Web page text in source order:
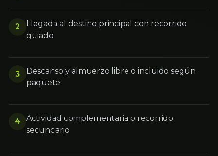
2
Llegada al destino principal con recorrido
guiado
3
Descanso y almuerzo libre o incluido según
paquete
4
Actividad complementaria o recorrido
secundario